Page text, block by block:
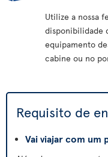
Utilize a nossa
disponibilidade
equipamento
cabine ou no
Requisito de
Vai viajar com um